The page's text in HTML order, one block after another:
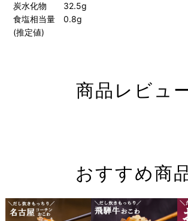
炭水化物 32.5g
食塩相当量 0.8g
(推定値)
商品レビュ
おすすめ商